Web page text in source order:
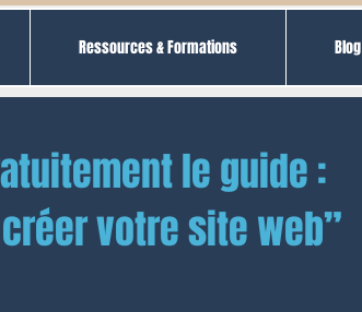
Ressources & Formations Blog
le guide :
votre site web”